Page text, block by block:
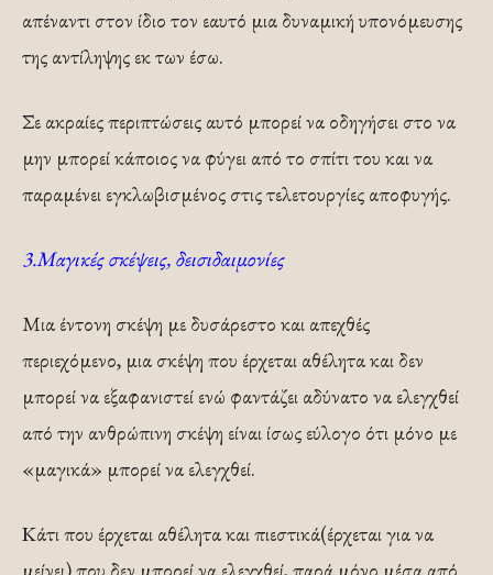
απέναντι στον ίδιο τον εαυτό μια δυναμική υπονόμευσης
της αντίληψης εκ των έσω.
Σε ακραίες περιπτώσεις αυτό μπορεί να οδηγήσει στο να
μην μπορεί κάποιος να φύγει από το σπίτι του και να
παραμένει εγκλωβισμένος στις τελετουργίες αποφυγής.
3.Μαγικές σκέψεις, δεισιδαιμονίες
Μια έντονη σκέψη με δυσάρεστο και απεχθές
περιεχόμενο, μια σκέψη που έρχεται αθέλητα και δεν
μπορεί να εξαφανιστεί ενώ φαντάζει αδύνατο να ελεγχθεί
από την ανθρώπινη σκέψη είναι ίσως εύλογο ότι μόνο με
«μαγικά» μπορεί να ελεγχθεί.
Κάτι που έρχεται αθέλητα και πιεστικά(έρχεται για να